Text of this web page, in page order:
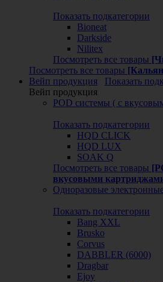
Показать подкатегории
Bioneat
Darkside
Nilitex
Посмотреть все товары
Посмотреть все товары
Вейп продукция
Показать
Вейп продукция
POD системы ( с
Показать подкатегории
HQD CLICK
HQD LUX
SOAK Q
Посмотреть все товары
вкусовыми
Одноразовые
Показать подкатегории
Bang XXL
Brusko
Corvus
DABBLER (6000)
Dragbar
Ejoy